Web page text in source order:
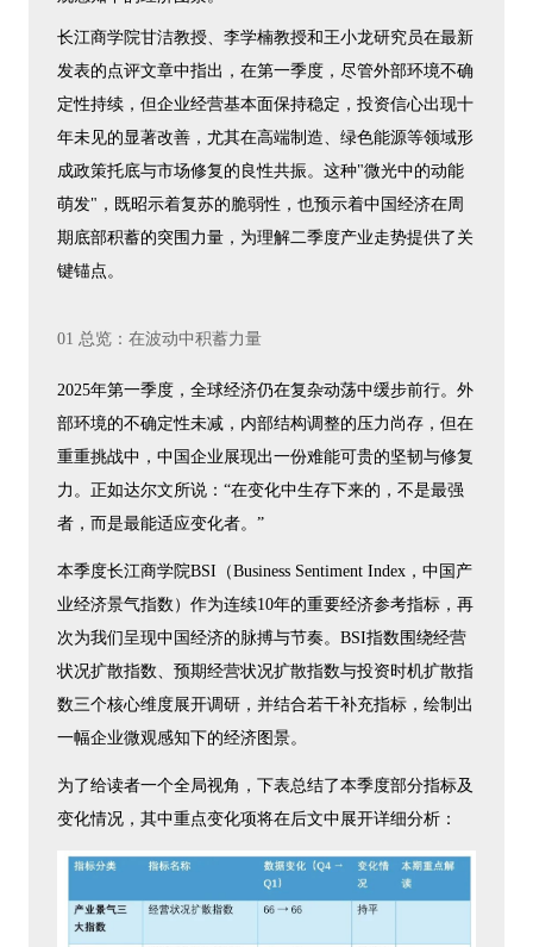
长江商学院甘洁教授、李学楠教授和王小龙研究员在最新
发表的点评文章中指出，在第一季度，尽管外部环境不确
定性持续，但企业经营基本面保持稳定，投资信心出现十
年未见的显著改善，尤其在高端制造、绿色能源等领域形
成政策托底与市场修复的良性共振。这种"微光中的动能
萌发"，既昭示着复苏的脆弱性，也预示着中国经济在周
期底部积蓄的突围力量，为理解二季度产业走势提供了关
键锚点。
01 总览：在波动中积蓄力量
2025年第一季度，全球经济仍在复杂动荡中缓步前行。外
部环境的不确定性未减，内部结构调整的压力尚存，但在
重重挑战中，中国企业展现出一份难能可贵的坚韧与修复
力。正如达尔文所说：“在变化中生存下来的，不是最强
者，而是最能适应变化者。”
本季度长江商学院BSI（Business Sentiment Index，中国产
业经济景气指数）作为连续10年的重要经济参考指标，再
次为我们呈现中国经济的脉搏与节奏。BSI指数围绕经营
状况扩散指数、预期经营状况扩散指数与投资时机扩散指
数三个核心维度展开调研，并结合若干补充指标，绘制出
一幅企业微观感知下的经济图景。
为了给读者一个全局视角，下表总结了本季度部分指标及
变化情况，其中重点变化项将在后文中展开详细分析：